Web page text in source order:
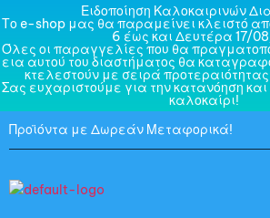
Ειδοποίηση Καλοκαιρινών
Το e-shop μας θα παραμείνει κλειστό
6 έως και Δευτέρα 17/
Όλες οι παραγγελίες που θα
εια αυτού του διαστήματος θα
κτελεστούν με σειρά
Σας ευχαριστούμε για την κατανόηση
καλοκαίρι!
Προϊόντα με Δωρεάν Μεταφορικά!